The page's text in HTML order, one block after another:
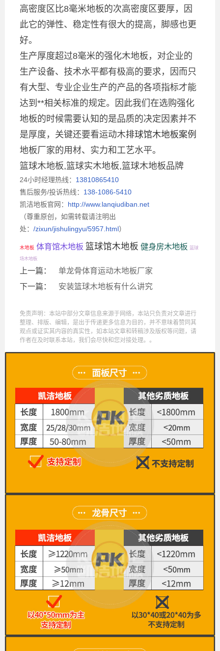
高密度区比8毫米地板的次高密度区要厚，因
此它的弹性、稳定性有很大的提高，脚感也更
好。
生产厚度超过8毫米的强化木地板，对企业的
生产设备、技术水平都有极高的要求，因而只
有大型、专业企业生产的产品的各项指标才能
达到**相关标准的规定。因此我们在选购强化
地板的时候需要认知的是品质的决定因素并不
是厚度，关键还要看运动木排球馆木地板案例
地板厂家的用材、实力和工艺水平。
篮球木地板,篮球实木地板,篮球木地板品牌
24小时经理热线： 13810865410
售后服务/投诉热线： 138-1086-5410
凯洁地板官网： http://www.lanqiudiban.net
（尊重原创，如需转载请注明出
处： /zixun/jishulingyu/5957.html）
木地板 体育馆木地板 篮球馆木地板 健身房木地板 篮球
场木地板
上一篇：
单龙骨体育运动木地板厂家
下一篇：
安装篮球木地板有什么讲究
免责声明：本站中部分文章信息来源于网络，本站只负责对文章进行
整理、排版、编辑，是出于传递更多信息为目的，并不意味着赞同其
观点或证实其内容的真实性，如本站文章和转稿涉及版权等问题，请
作者在及时联系本站，我们会尽快和您对接处理。。